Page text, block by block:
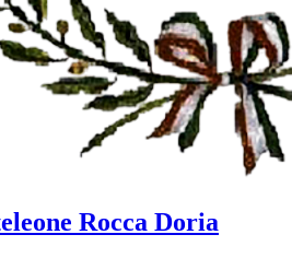
Rocca Doria